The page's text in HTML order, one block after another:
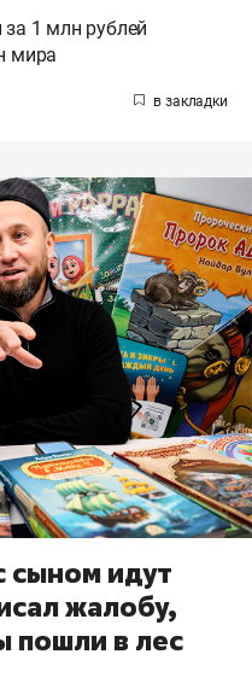
за 1 млн рублей
мира
сыном идут
жалобу,
пошли в лес